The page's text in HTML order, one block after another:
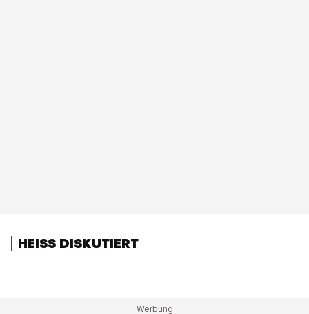
HEISS DISKUTIERT